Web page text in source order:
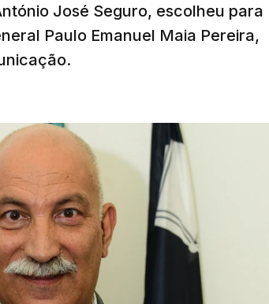
José Seguro, escolheu para
Paulo Emanuel Maia Pereira,